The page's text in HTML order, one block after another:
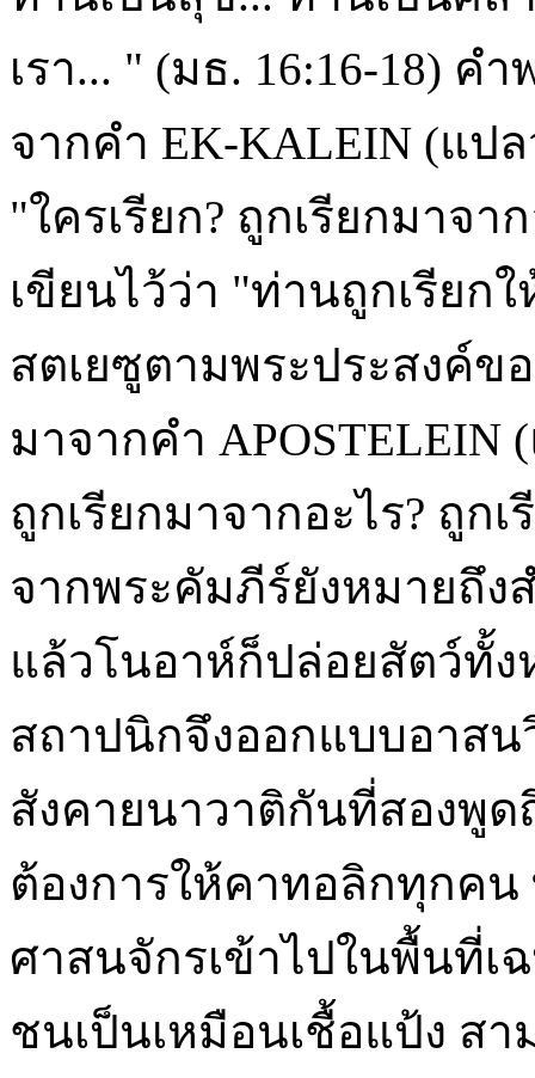
เรา... " (มธ. 16:16-18) ค
จากคำ EK-KALEIN (แป
"ใครเรียก? ถูกเรียกมาจา
เขียนไว้ว่า "ท่านถูกเรียก
สตเยซูตามพระประสงค์ข
มาจากคำ
ถูกเรียกมาจากอะไร? ถูก
จากพระคัมภีร์ยังหมายถึง
แล้วโนอาห์ก็ปล่อยสัตว์ทั้
สถาปนิกจึงออกแบบอาสน
สังคายนาวาติกันที่สองพูด
ต้องการให้คาทอลิกทุกค
ศาสนจักรเข้าไปในพื้นที่เ
ชนเป็นเหมือนเชื้อแป้ง สา